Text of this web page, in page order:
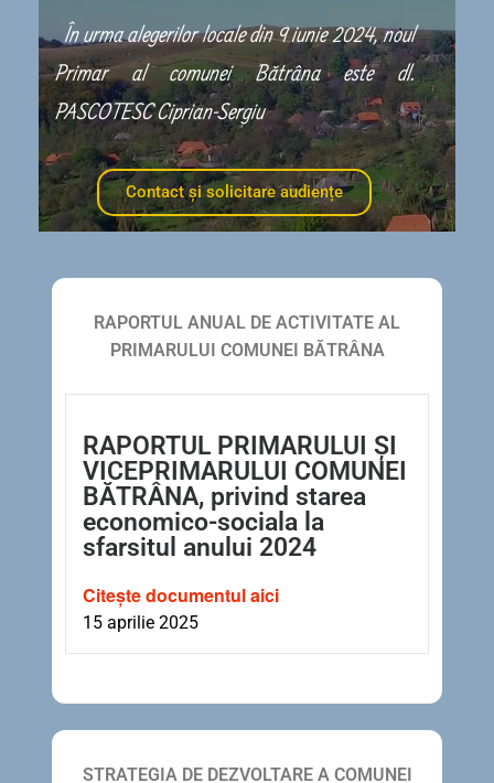
În urma alegerilor locale din 9 iunie 2024, noul
Primar al comunei Bătrâna este dl.
PASCOTESC Ciprian-Sergiu
Contact și solicitare audiențe
RAPORTUL ANUAL DE ACTIVITATE AL
PRIMARULUI COMUNEI BĂTRÂNA
RAPORTUL PRIMARULUI ȘI
VICEPRIMARULUI COMUNEI
BĂTRÂNA, privind starea
economico-sociala la
sfarsitul anului 2024
Citește documentul aici
15 aprilie 2025
STRATEGIA DE DEZVOLTARE A COMUNEI